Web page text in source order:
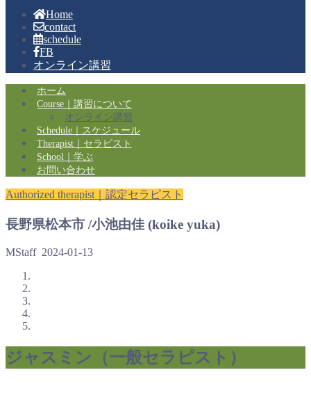
Home
contact
schedule
FB
オンライン講習
ホーム
Course｜講習について
オンライン講習
Schedule｜スケジュール
Therapist｜セラピスト
School｜学ぶ
お問い合わせ
Authorized therapist｜認定セラピスト
長野県松本市 /小池由佳 (koike yuka)
MStaff 2024-01-13
ジャスミン（一般セラピスト）